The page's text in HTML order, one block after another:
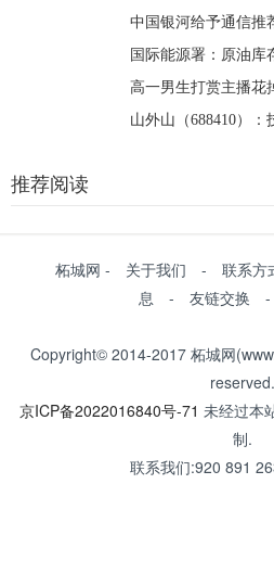
中国银河给予通信推
国际能源署：原油库
高一男生打赏主播花
山外山（688410）
推荐阅读
柘城网 - 关于我们 - 联系
息 - 友链交换 -
Copyright© 2014-2017 柘城网
reserved.
京ICP备2022016840号-71 未经过本
制.
联系我们:920 891